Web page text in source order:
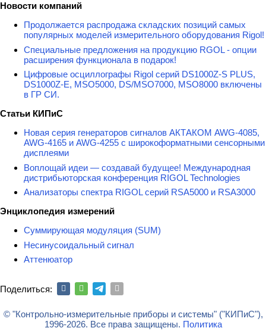
Новости компаний
Продолжается распродажа складских позиций самых
популярных моделей измерительного оборудования Rigol!
Специальные предложения на продукцию RGOL - опции
расширения функционала в подарок!
Цифровые осциллографы Rigol серий DS1000Z-S PLUS,
DS1000Z-E, MSO5000, DS/MSO7000, MSO8000 включены
в ГР СИ.
Статьи КИПиС
Новая серия генераторов сигналов АКТАКОМ AWG-4085,
AWG-4165 и AWG-4255 с широкоформатными сенсорными
дисплеями
Воплощай идеи — создавай будущее! Международная
дистрибьюторская конференция RIGOL Technologies
Анализаторы спектра RIGOL серий RSA5000 и RSA3000
Энциклопедия измерений
Суммирующая модуляция (SUM)
Несинусоидальный сигнал
Аттенюатор
Поделиться:
© "Контрольно-измерительные приборы и системы" ("КИПиС"),
1996-2026. Все права защищены. Политика